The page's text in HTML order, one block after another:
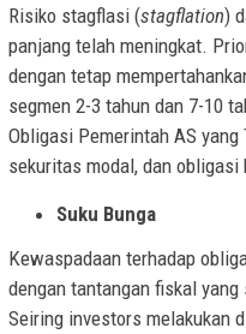
Risiko stagflasi (stagflation)
panjang telah meningkat.
dengan tetap
segmen 2-3 tahun dan 7-10
Obligasi Pemerintah AS
sekuritas modal, dan
Suku Bunga
Kewaspadaan terhadap
dengan tantangan fiskal
Seiring investors melakukan